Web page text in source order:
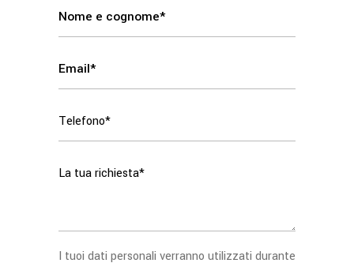
I tuoi dati personali verranno utilizzati durante